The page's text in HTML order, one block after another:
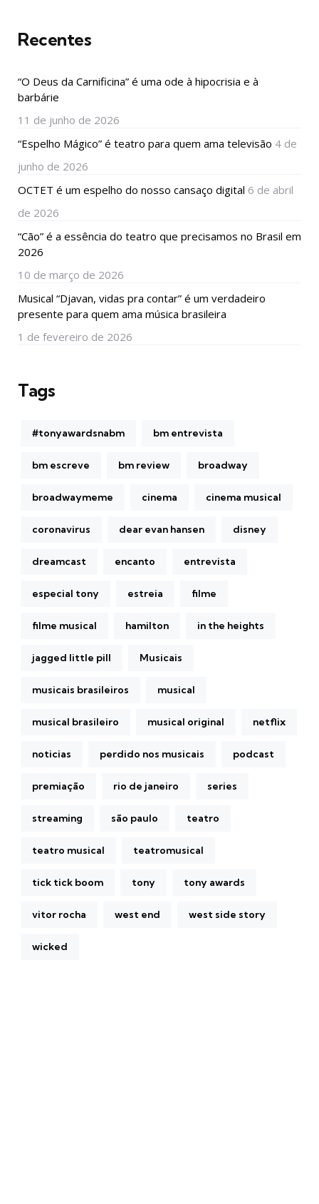
Recentes
“O Deus da Carnificina” é uma ode à hipocrisia e à
barbárie
11 de junho de 2026
“Espelho Mágico” é teatro para quem ama televisão 4 de
junho de 2026
OCTET é um espelho do nosso cansaço digital 6 de abril
de 2026
“Cão” é a essência do teatro que precisamos no Brasil em
2026
10 de março de 2026
Musical “Djavan, vidas pra contar” é um verdadeiro
presente para quem ama música brasileira
1 de fevereiro de 2026
Tags
#tonyawardsnabm bm entrevista
bm escreve bm review broadway
broadwaymeme cinema cinema musical
coronavirus dear evan hansen disney
dreamcast encanto entrevista
especial tony estreia filme
filme musical hamilton in the heights
jagged little pill Musicais
musicais brasileiros musical
musical brasileiro musical original netflix
noticias perdido nos musicais podcast
premiação rio de janeiro series
streaming são paulo teatro
teatro musical teatromusical
tick tick boom tony tony awards
vitor rocha west end west side story
wicked